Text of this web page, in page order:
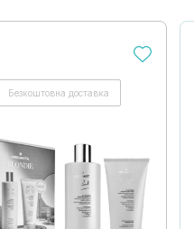
Безкоштовна доставка